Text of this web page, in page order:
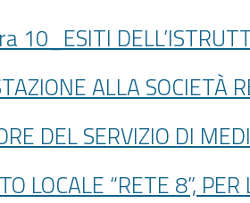
10_ESITI
ALLA SOCIETÀ
DEL SERVIZIO DI
LOCALE “RETE 8”,